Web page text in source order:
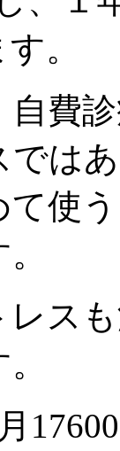
。
自費
では
使
ス